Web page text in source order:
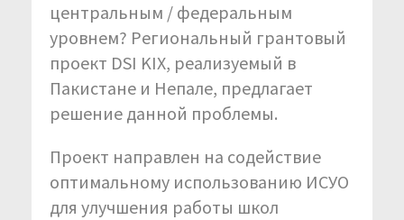
центральным / федеральным
уровнем? Региональный грантовый
проект DSI KIX, реализуемый в
Пакистане и Непале, предлагает
решение данной проблемы.
Проект направлен на содействие
оптимальному использованию ИСУО
для улучшения работы школ